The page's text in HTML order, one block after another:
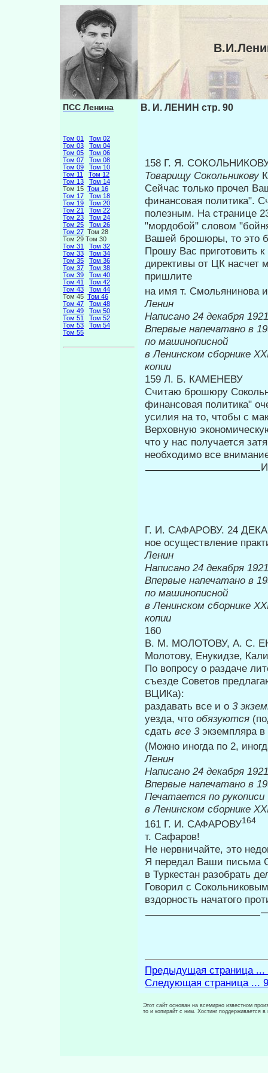
ПСС Ленина
Том 01
Том 02
Том 03
Том 04
Том 05
Том 06
Том 07
Том 08
Том 09
Том 10
Том 11
Том 12
Том 13
Том 14
Том 15 Том 16
Том 17
Том 18
Том 19
Том 20
Том 21
Том 22
Том 23
Том 24
Том 25
Том 26
Том 27 Том 28
Том 29 Том 30
Том 31
Том 32
Том 33
Том 34
Том 35
Том 36
Том 37
Том 38
Том 39
Том 40
Том 41
Том 42
Том 43
Том 44
Том 45 Том 46
Том 47
Том 48
Том 49
Том 50
Том 51
Том 52
Том 53
Том 54
Том 55
В. И. ЛЕНИН стр. 90
158 Г. Я.
Товарищу Сокольникову
Сейчас только прочел
фи­нансовая политика".
полезным. На странице
"мордобой" словом
Вашей брошюры, то это
Прошу Вас приготовить к
ди­рективы от ЦК насчет
пришлите
на имя т. Смольянинова
Ленин
Написано 24 декабря
Впервые
по машинописной
в Ленинском сборнике
копии
159 Л. Б. КАМЕНЕВУ
Считаю брошюру
финансовая политика"
усилия на то, чтобы с
Верховную
что у нас получается
необходимо все
Г. И. САФАРОВУ. 24
ное осуществление
Ленин
Написано 24 декабря
Впервые
по машинописной
в Ленинском сборнике
копии
160
В. М. МОЛОТОВУ, А. С.
Молотову, Енукидзе,
По вопросу о раздаче
съезде Со­ветов
ВЦИКа):
раздавать все и о 3
уезда, что обязуются
сдать все 3 экземпляра
(Можно иногда по 2,
Ленин
Написано 24 декабря
Впервые
Печатается по рукописи
в Ленинском сборнике
161 Г. И. САФАРОВУ164
т. Сафаров!
Не нервничайте, это
Я передал Ваши письма
в Туркестан разобрать
Говорил с
вздорность на­чатого
Предыдущая страница ...
Следующая страница ...
Этот сайт основан на всемирно известном
то и копирайт с ним. Хостинг поддерживается